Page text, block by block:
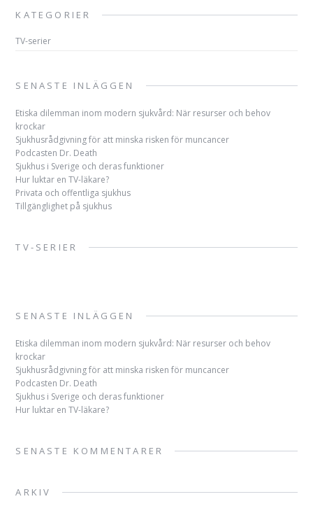
KATEGORIER
TV-serier
SENASTE INLÄGGEN
Etiska dilemman inom modern sjukvård: När resurser och behov
krockar
Sjukhusrådgivning för att minska risken för muncancer
Podcasten Dr. Death
Sjukhus i Sverige och deras funktioner
Hur luktar en TV-läkare?
Privata och offentliga sjukhus
Tillgänglighet på sjukhus
TV-SERIER
SENASTE INLÄGGEN
Etiska dilemman inom modern sjukvård: När resurser och behov
krockar
Sjukhusrådgivning för att minska risken för muncancer
Podcasten Dr. Death
Sjukhus i Sverige och deras funktioner
Hur luktar en TV-läkare?
SENASTE KOMMENTARER
ARKIV